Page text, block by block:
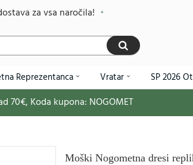
za vsa naročila!
Reprezentanca Vratar SP 2026
70€, Koda kupona: NOGOMET
Moški Nogometna dresi